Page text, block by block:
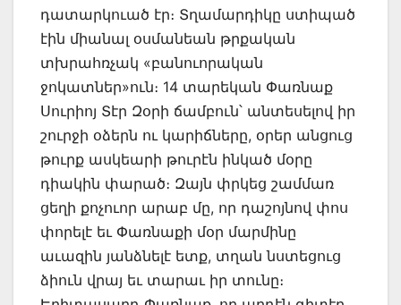
դատարկուած էր։ Տղամարդիկը ստիպած
էին միանալ օսմանեան թրքական
տխրահռչակ «բանուորական
ջոկատներ»ուն։ 14 տարեկան Փառնաք
Սուրիոյ Տէր Զօրի ճամբուն՝ անտեսելով իր
շուրջի օձերն ու կարիճները, օրեր անցուց
թուրք ասկեարի թուրէն ինկած մօրը
դիակին փարած։ Զայն փրկեց շամմառ
ցեղի քոչուոր արաբ մը, որ դաշոյնով փոս
փորելէ եւ Փառնաքի մօր մարմինը
աւազին յանձնելէ ետք, տղան նստեցուց
ձիուն վրայ եւ տարաւ իր տունը։